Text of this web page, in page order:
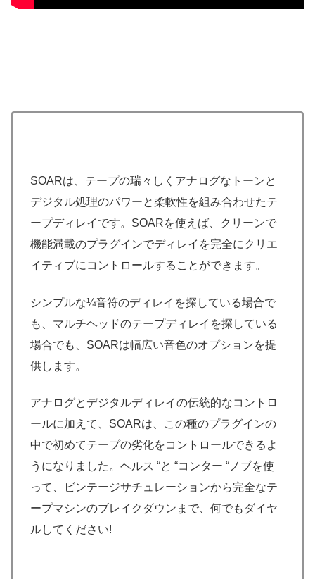
SOARは、テープの瑞々しくアナログなトーンと
デジタル処理のパワーと柔軟性を組み合わせたテ
ープディレイです。SOARを使えば、クリーンで
機能満載のプラグインでディレイを完全にクリエ
イティブにコントロールすることができます。
シンプルな¼音符のディレイを探している場合で
も、マルチヘッドのテープディレイを探している
場合でも、SOARは幅広い音色のオプションを提
供します。
アナログとデジタルディレイの伝統的なコントロ
ールに加えて、SOARは、この種のプラグインの
中で初めてテープの劣化をコントロールできるよ
うになりました。ヘルス “と “コンター “ノブを使
って、ビンテージサチュレーションから完全なテ
ープマシンのブレイクダウンまで、何でもダイヤ
ルしてください!